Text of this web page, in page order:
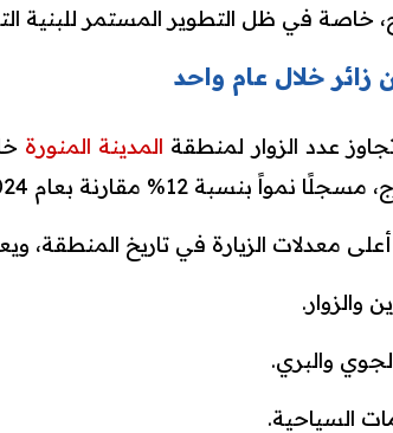
خاصة في ظل التطوير المستمر للبنية
عدد الزوار لمنطقة المدينة المنورة
بنسبة 12% مقارنة بعام 2024.
معدلات الزيارة في تاريخ المنطقة،
والزوار.
والبري.
السياحية.